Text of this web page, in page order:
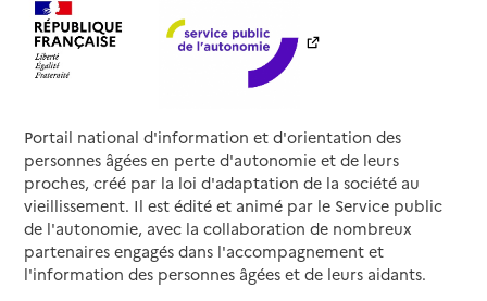
Portail national d'information et d'orientation des
personnes âgées en perte d'autonomie et de leurs
proches, créé par la loi d'adaptation de la société au
vieillissement. Il est édité et animé par le Service public
de l'autonomie, avec la collaboration de nombreux
partenaires engagés dans l'accompagnement et
l'information des personnes âgées et de leurs aidants.